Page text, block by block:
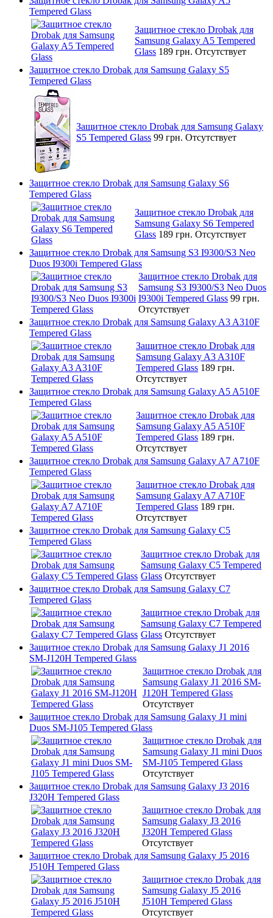
Tempered Glass
Защитное стекло Drobak для
Samsung Galaxy A5 Tempered
Glass 189 грн. Отсутствует
Защитное стекло Drobak для Samsung Galaxy S5
Tempered Glass
Защитное стекло Drobak для Samsung Galaxy
S5 Tempered Glass 99 грн. Отсутствует
Защитное стекло Drobak для Samsung Galaxy S6
Tempered Glass
Защитное стекло Drobak для
Samsung Galaxy S6 Tempered
Glass 189 грн. Отсутствует
Защитное стекло Drobak для Samsung S3 I9300/S3 Neo
Duos I9300i Tempered Glass
Защитное стекло Drobak для
Samsung S3 I9300/S3 Neo Duos
I9300i Tempered Glass 99 грн.
Отсутствует
Защитное стекло Drobak для Samsung Galaxy A3 A310F
Tempered Glass
Защитное стекло Drobak для
Samsung Galaxy A3 A310F
Tempered Glass 189 грн.
Отсутствует
Защитное стекло Drobak для Samsung Galaxy A5 A510F
Tempered Glass
Защитное стекло Drobak для
Samsung Galaxy A5 A510F
Tempered Glass 189 грн.
Отсутствует
Защитное стекло Drobak для Samsung Galaxy A7 A710F
Tempered Glass
Защитное стекло Drobak для
Samsung Galaxy A7 A710F
Tempered Glass 189 грн.
Отсутствует
Защитное стекло Drobak для Samsung Galaxy C5
Tempered Glass
Защитное стекло Drobak для
Samsung Galaxy C5 Tempered
Glass Отсутствует
Защитное стекло Drobak для Samsung Galaxy C7
Tempered Glass
Защитное стекло Drobak для
Samsung Galaxy C7 Tempered
Glass Отсутствует
Защитное стекло Drobak для Samsung Galaxy J1 2016
SM-J120H Tempered Glass
Защитное стекло Drobak для
Samsung Galaxy J1 2016 SM-
J120H Tempered Glass
Отсутствует
Защитное стекло Drobak для Samsung Galaxy J1 mini
Duos SM-J105 Tempered Glass
Защитное стекло Drobak для
Samsung Galaxy J1 mini Duos
SM-J105 Tempered Glass
Отсутствует
Защитное стекло Drobak для Samsung Galaxy J3 2016
J320H Tempered Glass
Защитное стекло Drobak для
Samsung Galaxy J3 2016
J320H Tempered Glass
Отсутствует
Защитное стекло Drobak для Samsung Galaxy J5 2016
J510H Tempered Glass
Защитное стекло Drobak для
Samsung Galaxy J5 2016
J510H Tempered Glass
Отсутствует